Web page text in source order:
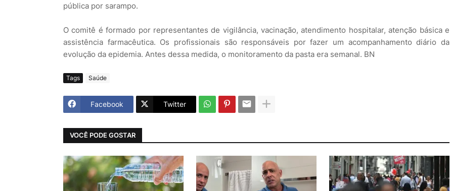
pública por sarampo.
O comitê é formado por representantes de vigilância, vacinação, atendimento hospitalar, atenção básica e
assistência farmacêutica. Os profissionais são responsáveis por fazer um acompanhamento diário da
evolução da epidemia. Antes dessa medida, o monitoramento da pasta era semanal. BN
Tags Saúde
Facebook Twitter
VOCÊ PODE GOSTAR